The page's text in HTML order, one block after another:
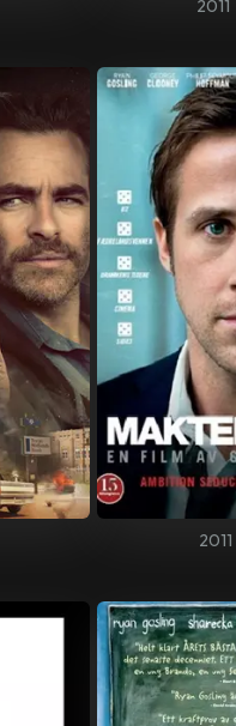
2011
2011